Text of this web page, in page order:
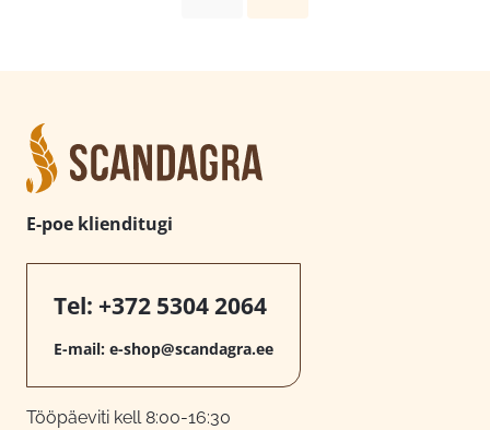
E-poe klienditugi
Tel: +372 5304 2064
E-mail: e-shop@scandagra.ee
Tööpäeviti kell 8:00-16:30